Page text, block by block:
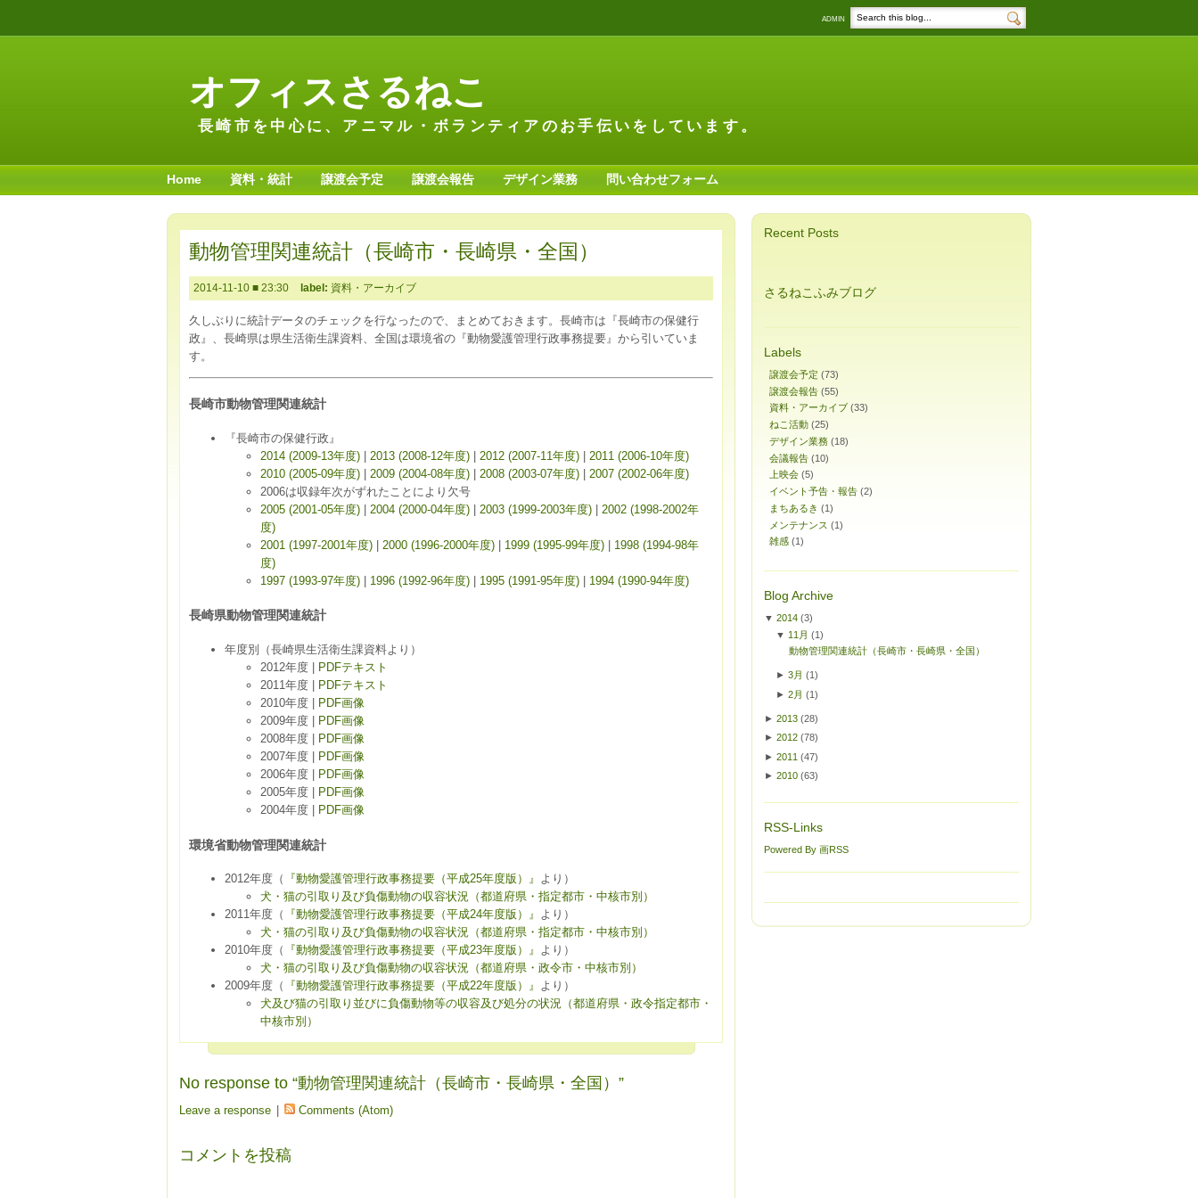
ADMIN
オフィスさるねこ
長崎市を中心に、アニマル・ボランティアのお手伝いをしています。
Home 資料・統計 譲渡会予定 譲渡会報告 デザイン業務 問い合わせフォーム
動物管理関連統計（長崎市・長崎県・全国）
2014-11-10 ■ 23:30 label: 資料・アーカイブ
久しぶりに統計データのチェックを行なったので、まとめておきます。長崎市は『長崎市の保健行
政』、長崎県は県生活衛生課資料、全国は環境省の『動物愛護管理行政事務提要』から引いていま
す。
長崎市動物管理関連統計
『長崎市の保健行政』
2014 (2009-13年度)
2013 (2008-12年度) 2012 (2007-11年度)
2011 (2006-10年度)
2010 (2005-09年度)
2009 (2004-08年度) 2008 (2003-07年度)
2007 (2002-06年度)
2006は収録年次がずれたことにより欠号
2005 (2001-05年度)
2004 (2000-04年度) 2003 (1999-2003年度)
2002 (1998-2002年
度)
2001 (1997-2001年度)
2000 (1996-2000年度) 1999 (1995-99年度)
1998 (1994-98年
度)
1997 (1993-97年度)
1996 (1992-96年度) 1995 (1991-95年度) 1994 (1990-94年度)
長崎県動物管理関連統計
年度別（長崎県生活衛生課資料より）
2012年度 |
PDFテキスト
2011年度 |
PDFテキスト
2010年度 |
PDF画像
2009年度 |
PDF画像
2008年度 |
PDF画像
2007年度 |
PDF画像
2006年度 |
PDF画像
2005年度 |
PDF画像
2004年度 |
PDF画像
環境省動物管理関連統計
2012年度（ 『動物愛護管理行政事務提要（平成25年度版）』 より）
犬・猫の引取り及び負傷動物の収容状況（都道府県・指定都市・中核市別）
2011年度（
『動物愛護管理行政事務提要（平成24年度版）』 より）
犬・猫の引取り及び負傷動物の収容状況（都道府県・指定都市・中核市別）
2010年度（
『動物愛護管理行政事務提要（平成23年度版）』 より）
犬・猫の引取り及び負傷動物の収容状況（都道府県・政令市・中核市別）
2009年度（
『動物愛護管理行政事務提要（平成22年度版）』 より）
犬及び猫の引取り並びに負傷動物等の収容及び処分の状況（都道府県・政令指定都市・
中核市別）
No response to “動物管理関連統計（長崎市・長崎県・全国）”
Leave a response | Comments (Atom)
コメントを投稿
Recent Posts
さるねこふみブログ
Labels
譲渡会予定 (73)
譲渡会報告 (55)
資料・アーカイブ (33)
ねこ活動 (25)
デザイン業務 (18)
会議報告 (10)
上映会 (5)
イベント予告・報告 (2)
まちあるき (1)
メンテナンス (1)
雑感 (1)
Blog Archive
▼ 2014 (3)
▼ 11月 (1)
動物管理関連統計（長崎市・長崎県・全国）
►3月 (1)
►2月 (1)
► 2013 (28)
► 2012 (78)
► 2011 (47)
► 2010 (63)
RSS-Links
Powered By 画RSS